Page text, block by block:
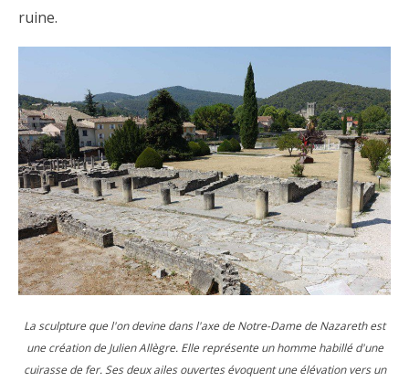
ruine.
La sculpture que l'on devine dans l'axe de Notre-Dame de Nazareth est
une création de Julien Allègre. Elle représente un homme habillé d'une
cuirasse de fer. Ses deux ailes ouvertes évoquent une élévation vers un